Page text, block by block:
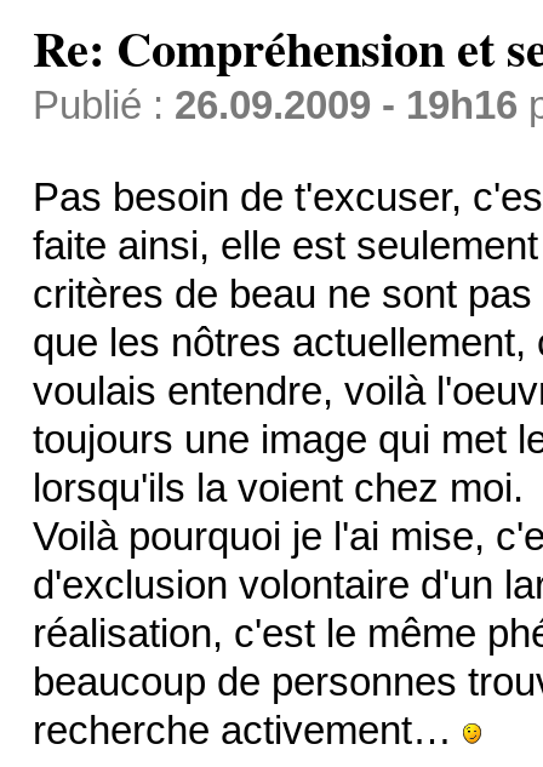
Re: Compréhension et
Publié : 26.09.2009 - 19h16
Pas besoin de t'excuser,
faite ainsi, elle est
critères de beau ne sont
que les nôtres
voulais entendre, voilà
toujours une image qui met
lorsqu'ils la voient chez moi.
Voilà pourquoi je l'ai mise,
d'exclusion volontaire d'un
réalisation, c'est le même
beaucoup de personnes
recherche activement…